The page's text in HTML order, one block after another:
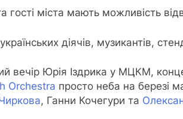
міста мають можливість
діячів, музикантів,
вечір Юрія Іздрика у МЦКМ,
Orchestra просто неба на березі
, Ганни Кочегури та